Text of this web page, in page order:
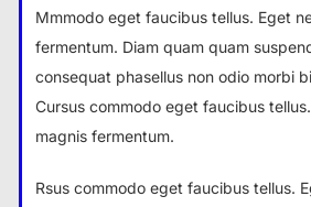
Mmmodo eget faucibus tellus. Eget
fermentum. Diam quam quam
consequat phasellus non odio morbi
Cursus commodo eget faucibus
magnis fermentum.
Rsus commodo eget faucibus tellus.